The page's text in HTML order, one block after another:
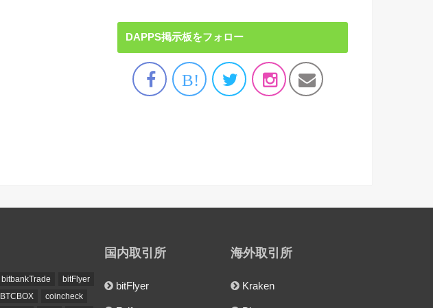
DAPPS掲示板をフォロー
B!
bitbankTrade
bitFlyer
BTCBOX coincheck
国内取引所
bitFlyer
海外取引所
Kraken